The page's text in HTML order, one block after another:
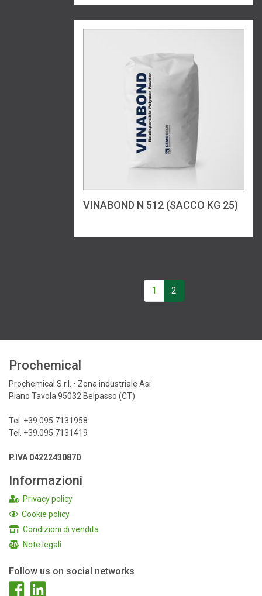
VINABOND N 512 (SACCO KG 25)
1 2
Prochemical
Prochemical S.r.l. • Zona industriale Asi
Piano Tavola 95032 Belpasso (CT)
Tel. +39.095.7131958
Tel. +39.095.7131419
P.IVA 04222430870
Informazioni
Privacy policy
Cookie policy
Condizioni di vendita
Note legali
Follow us on social networks